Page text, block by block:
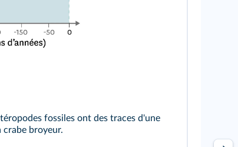
fossiles ont des traces d'une
crabe broyeur.